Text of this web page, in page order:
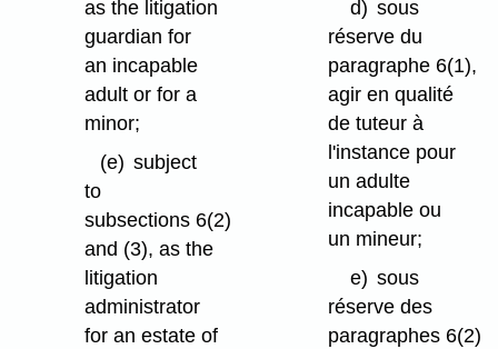
as the litigation
guardian for
an incapable
adult or for a
minor;
(e) subject
to
subsections 6(2)
and (3), as the
litigation
administrator
for an estate of
d) sous
réserve du
paragraphe 6(1),
agir en qualité
de tuteur à
l'instance pour
un adulte
incapable ou
un mineur;
e) sous
réserve des
paragraphes 6(2)